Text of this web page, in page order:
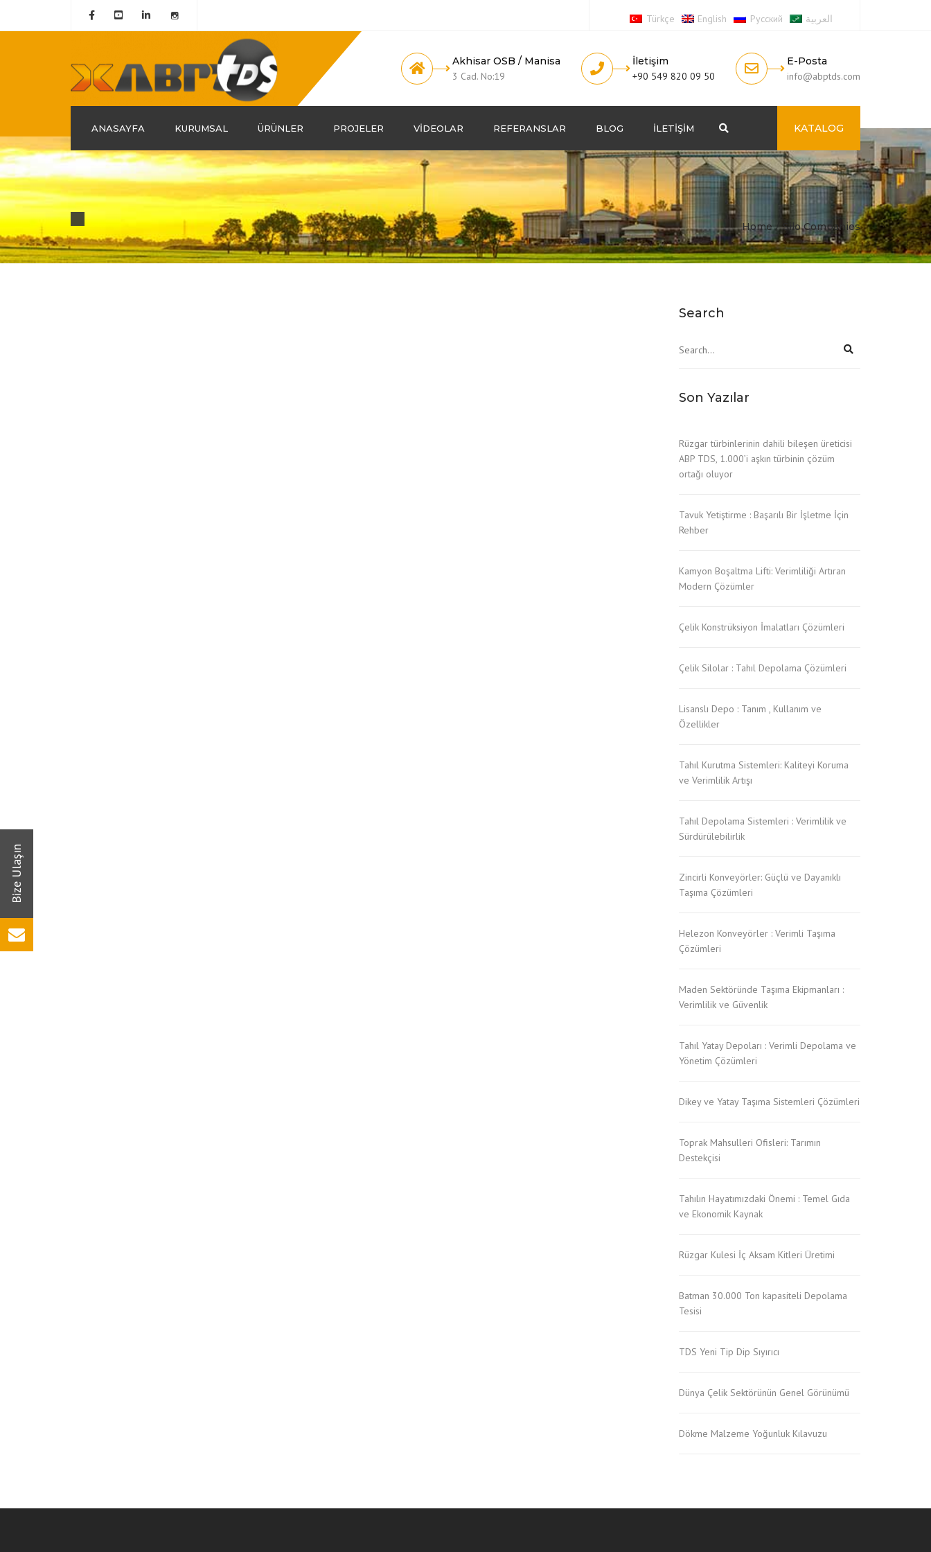
Türkçe English Русский العربية
Akhisar OSB / Manisa
3 Cad. No:19
İletişim
+90 549 820 09 50
E-Posta
info@abptds.com
ANASAYFA KURUMSAL
Hakkımızda
Tarihçemiz
Misyon & Vizyon
Grup Şirketlerimiz
ÜRÜNLER PROJELER VIDEOLAR REFERANSLAR BLOG İLETIŞIM KATALOG
Home Silo Companies
Search
Son Yazılar
Rüzgar türbinlerinin dahili bileşen üreticisi
ABP TDS, 1.000’i aşkın türbinin çözüm
ortağı oluyor
Tavuk Yetiştirme : Başarılı Bir İşletme İçin
Rehber
Kamyon Boşaltma Lifti: Verimliliği Artıran
Modern Çözümler
Çelik Konstrüksiyon İmalatları Çözümleri
Çelik Silolar : Tahıl Depolama Çözümleri
Lisanslı Depo : Tanım , Kullanım ve
Özellikler
Tahıl Kurutma Sistemleri: Kaliteyi Koruma
ve Verimlilik Artışı
Tahıl Depolama Sistemleri : Verimlilik ve
Sürdürülebilirlik
Zincirli Konveyörler: Güçlü ve Dayanıklı
Taşıma Çözümleri
Helezon Konveyörler : Verimli Taşıma
Çözümleri
Maden Sektöründe Taşıma Ekipmanları :
Verimlilik ve Güvenlik
Tahıl Yatay Depoları : Verimli Depolama ve
Yönetim Çözümleri
Dikey ve Yatay Taşıma Sistemleri Çözümleri
Toprak Mahsulleri Ofisleri: Tarımın
Destekçisi
Tahılın Hayatımızdaki Önemi : Temel Gıda
ve Ekonomik Kaynak
Rüzgar Kulesi İç Aksam Kitleri Üretimi
Batman 30.000 Ton kapasiteli Depolama
Tesisi
TDS Yeni Tip Dip Sıyırıcı
Dünya Çelik Sektörünün Genel Görünümü
Dökme Malzeme Yoğunluk Kılavuzu